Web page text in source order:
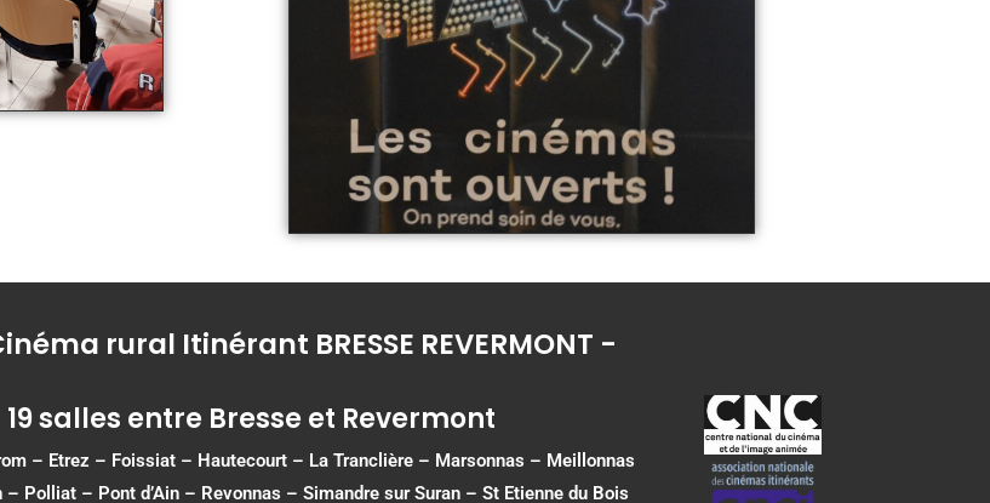
rural Itinérant BRESSE REVERMONT -
19 salles entre Bresse et Revermont
– Etrez – Foissiat– Hautecourt– La Tranclière – Marsonnas – Meillonnas
– Polliat – Pont d’Ain – Revonnas –Simandre sur Suran –St Etienne du Bois